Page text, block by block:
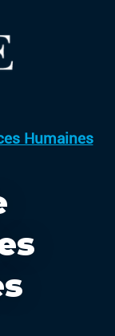
Humaines